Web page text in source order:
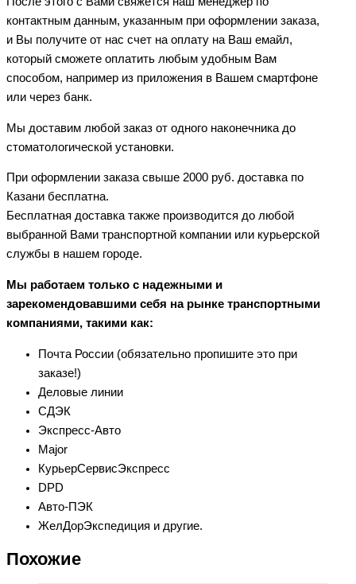
контактным данным, указанным при оформлении заказа,
и Вы получите от нас счет на оплату на Ваш емайл,
который сможете оплатить любым удобным Вам
способом, например из приложения в Вашем смартфоне
или через банк.
Мы доставим любой заказ от одного наконечника до
стоматологической установки.
При оформлении заказа свыше 2000 руб. доставка по
Казани бесплатна.
Бесплатная доставка также производится до любой
выбранной Вами транспортной компании или курьерской
службы в нашем городе.
Мы работаем только с надежными и
зарекомендовавшими себя на рынке транспортными
компаниями, такими как:
Почта России (обязательно пропишите это при
заказе!)
Деловые линии
СДЭК
Экспресс-Авто
Major
КурьерСервисЭкспресс
DPD
Авто-ПЭК
ЖелДорЭкспедиция и другие.
Похожие